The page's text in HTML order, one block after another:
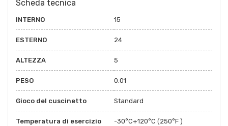
Scheda tecnica
INTERNO 15
ESTERNO 24
ALTEZZA 5
PESO 0.01
Gioco del cuscinetto Standard
Temperatura di esercizio
-30°C+120°C (250°F )